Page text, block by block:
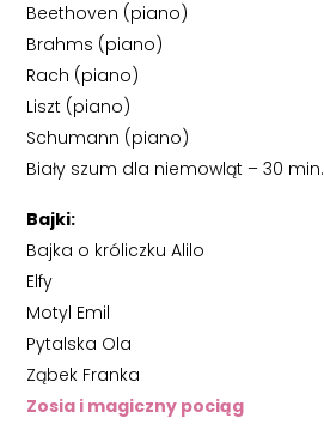
Beethoven (piano)
Brahms (piano)
Rach (piano)
Liszt (piano)
Schumann (piano)
Biały szum dla niemowląt – 30 min.
Bajki:
Bajka o króliczku Alilo
Elfy
Motyl Emil
Pytalska Ola
Ząbek Franka
Zosia i magiczny pociąg